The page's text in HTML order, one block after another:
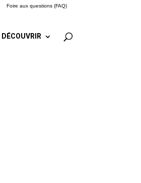
Foire aux questions (FAQ)
DÉCOUVRIR